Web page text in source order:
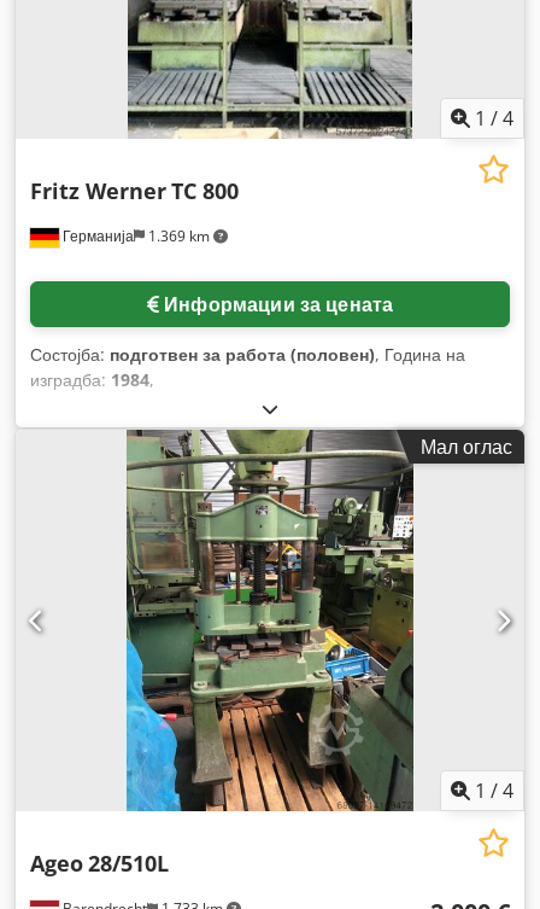
1 /4
Германија 1.369 km
Fritz WernerTC 800
Информации за цената
Состојба: подготвен за работа (половен), Година на
изградба: 1984,
Мал оглас
1 /4
Ageo28/510L